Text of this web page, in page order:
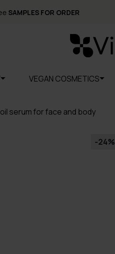
SAMPLES FOR ORDER
VEGAN COSMETICS
serum for face and body
-24%